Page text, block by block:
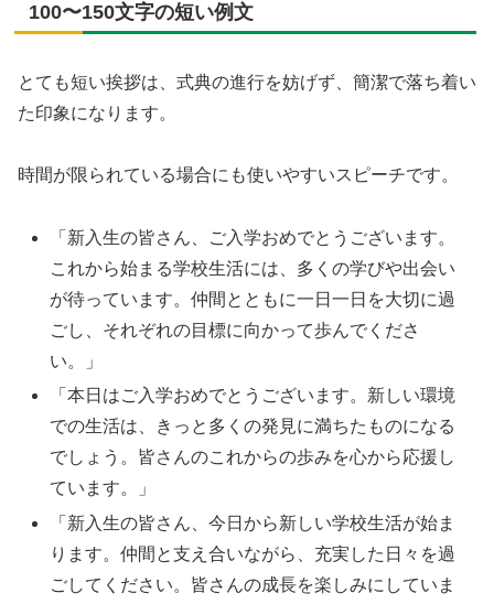
100〜150文字の短い例文
とても短い挨拶は、式典の進行を妨げず、簡潔で落ち着い
た印象になります。
時間が限られている場合にも使いやすいスピーチです。
「新入生の皆さん、ご入学おめでとうございます。
これから始まる学校生活には、多くの学びや出会い
が待っています。仲間とともに一日一日を大切に過
ごし、それぞれの目標に向かって歩んでくださ
い。」
「本日はご入学おめでとうございます。新しい環境
での生活は、きっと多くの発見に満ちたものになる
でしょう。皆さんのこれからの歩みを心から応援し
ています。」
「新入生の皆さん、今日から新しい学校生活が始ま
ります。仲間と支え合いながら、充実した日々を過
ごしてください。皆さんの成長を楽しみにしていま